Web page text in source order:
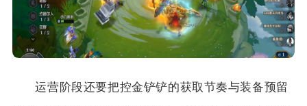
运营阶段还要把控金铲铲的获取节奏与装备预留